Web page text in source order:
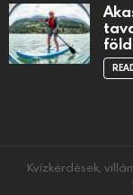
Kvízkérdések,